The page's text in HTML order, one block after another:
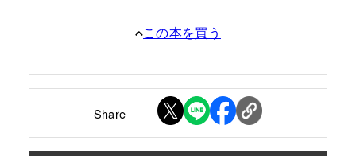
この本を買う
Share